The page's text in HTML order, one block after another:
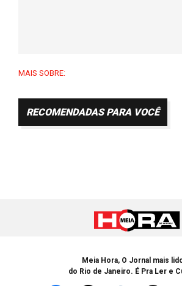
MAIS SOBRE:
RECOMENDADAS PARA VOCÊ
Meia Hora, O Jornal mais
do Rio de Janeiro. É Pra Ler e